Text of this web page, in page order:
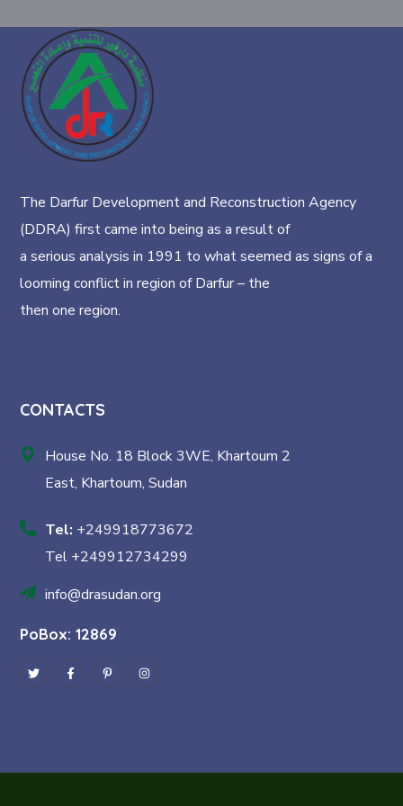
The Darfur Development and Reconstruction Agency
(DDRA) first came into being as a result of
a serious analysis in 1991 to what seemed as signs of a
looming conflict in region of Darfur – the
then one region.
CONTACTS
House No. 18 Block 3WE, Khartoum 2
East, Khartoum, Sudan
Tel: +249918773672
Tel +249912734299
info@drasudan.org
PoBox: 12869